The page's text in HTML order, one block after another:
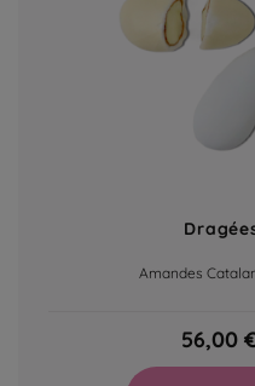
Amandes
56,00